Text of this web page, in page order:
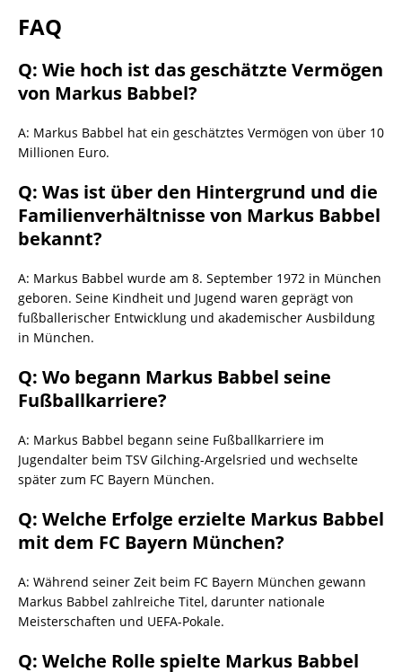
FAQ
Q: Wie hoch ist das geschätzte Vermögen
von Markus Babbel?
A: Markus Babbel hat ein geschätztes Vermögen von über 10
Millionen Euro.
Q: Was ist über den Hintergrund und die
Familienverhältnisse von Markus Babbel
bekannt?
A: Markus Babbel wurde am 8. September 1972 in München
geboren. Seine Kindheit und Jugend waren geprägt von
fußballerischer Entwicklung und akademischer Ausbildung
in München.
Q: Wo begann Markus Babbel seine
Fußballkarriere?
A: Markus Babbel begann seine Fußballkarriere im
Jugendalter beim TSV Gilching-Argelsried und wechselte
später zum FC Bayern München.
Q: Welche Erfolge erzielte Markus Babbel
mit dem FC Bayern München?
A: Während seiner Zeit beim FC Bayern München gewann
Markus Babbel zahlreiche Titel, darunter nationale
Meisterschaften und UEFA-Pokale.
Q: Welche Rolle spielte Markus Babbel